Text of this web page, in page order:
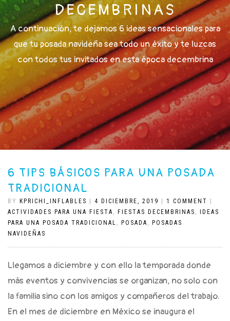
DECEMBRINAS
A continuación, te dejamos 6 ideas sensacionales para
que tu posada navideña sea todo un éxito y te luzcas
con todos tus invitados en esta época decembrina
6 TIPS BÁSICOS PARA UNA POSADA
TRADICIONAL
BY KPRICHI_INFLABLES 4 DICIEMBRE, 2019 1 COMMENT
ACTIVIDADES PARA UNA FIESTA , FIESTAS DECEMBRINAS ,
IDEAS
PARA UNA POSADA TRADICIONAL , POSADA ,
POSADAS
NAVIDEÑAS
Llegamos a diciembre y con ello la temporada donde
más eventos y convivencias se organizan, no solo con
la familia sino con los amigos y compañeros del trabajo.
En el mes de diciembre en México se inaugura el